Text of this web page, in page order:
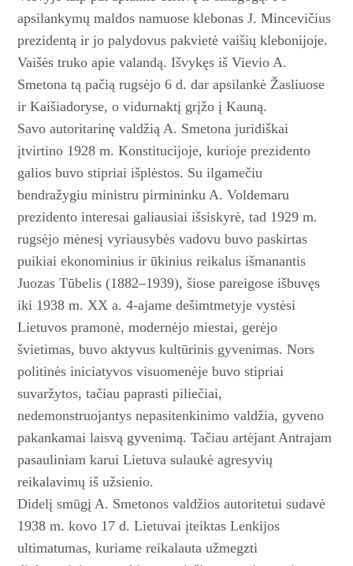
apsilankymų maldos namuose klebonas J. Mincevičius
pre­zidentą ir jo palydovus pakvietė vaišių klebonijoje.
Vaišės truko apie valandą. Išvykęs iš Vievio A.
Smetona tą pačią rugsėjo 6 d. dar apsilankė Žasliuose
ir Kaišiadoryse, o vidurnaktį grįžo į Kauną.
Savo autoritarinę valdžią A. Smetona juridiškai
įtvirtino 1928 m. Konstitucijoje, kurioje prezidento
galios buvo stipriai išplėstos. Su ilgamečiu
bendražygiu ministru pirmininku A. Voldemaru
prezidento interesai galiausiai išsiskyrė, tad 1929 m.
rugsėjo mėnesį vyriausybės vadovu buvo paskirtas
puikiai ekonominius ir ūkinius reikalus išmanantis
Juozas Tūbelis (1882–1939), šiose pareigose išbuvęs
iki 1938 m. XX a. 4-ajame dešimtmetyje vystėsi
Lietuvos pramonė, modernėjo miestai, gerėjo
švietimas, buvo aktyvus kultūrinis gyvenimas. Nors
politinės iniciatyvos visuomenėje buvo stipriai
suvaržytos, tačiau paprasti piliečiai,
nedemonstruojantys nepasitenkinimo valdžia, gyveno
pakankamai laisvą gyvenimą. Tačiau artėjant Antrajam
pasauliniam karui Lietuva sulaukė agresyvių
reikalavimų iš užsienio.
Didelį smūgį A. Smetonos valdžios autoritetui sudavė
1938 m. kovo 17 d. Lietuvai įteiktas Lenkijos
ultimatumas, kuriame reikalauta užmegzti